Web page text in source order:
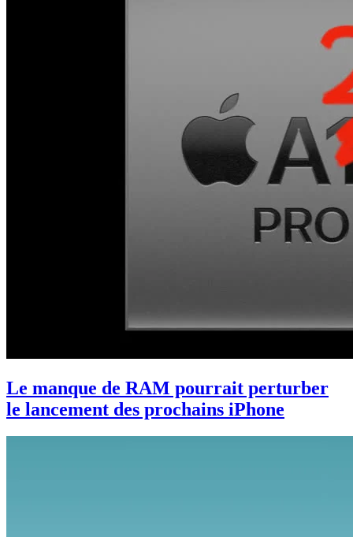
Le manque de RAM pourrait perturber
le lancement des prochains iPhone